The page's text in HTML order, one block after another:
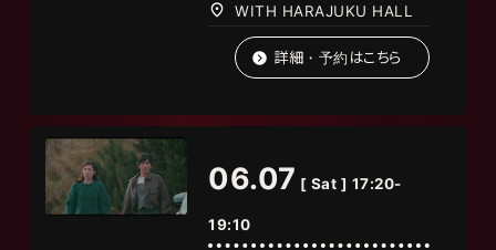
WITH HARAJUKU HALL
詳細・予約はこちら
06.07 [ Sat ] 17:20-
19:10